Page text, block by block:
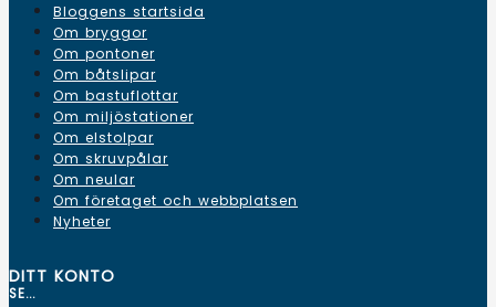
Bloggens startsida
Om bryggor
Om pontoner
Om båtslipar
Om bastuflottar
Om miljöstationer
Om elstolpar
Om skruvpålar
Om neular
Om företaget och webbplatsen
Nyheter
DITT KONTO
SE...